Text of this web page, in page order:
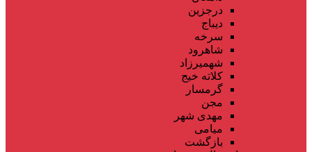
درجزین
دیباج
سرخه
شاهرود
شهمیرزاد
کلاته خیج
گرمسار
مجن
مهدی شهر
میامی
بازگشت